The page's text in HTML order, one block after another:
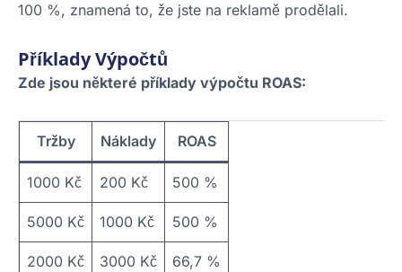
100 %, znamená to, že jste na reklamě prodělali.
Příklady Výpočtů
Zde jsou některé příklady výpočtu ROAS:
Tržby Náklady ROAS
1000 Kč 200 Kč 500 %
5000 Kč 1000 Kč 500 %
2000 Kč 3000 Kč 66,7 %